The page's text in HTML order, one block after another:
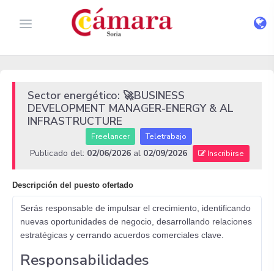
Sector energético: 🚀BUSINESS
DEVELOPMENT MANAGER-ENERGY & AL
INFRASTRUCTURE
Freelancer Teletrabajo
Publicado del: 02/06/2026 al 02/09/2026 Inscribirse
Descripción del puesto ofertado
Serás responsable de impulsar el crecimiento, identificando
nuevas oportunidades de negocio, desarrollando relaciones
estratégicas y cerrando acuerdos comerciales clave.
Responsabilidades